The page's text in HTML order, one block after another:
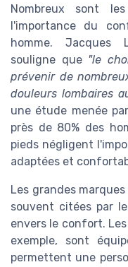
Nombreux sont
l'importance du
homme. Jacques
souligne que "le
prévenir de
douleurs lombaires
une étude menée
près de 80% des
pieds négligent
adaptées et
Les grandes
souvent citées par
envers le confort.
exemple, sont
permettent une